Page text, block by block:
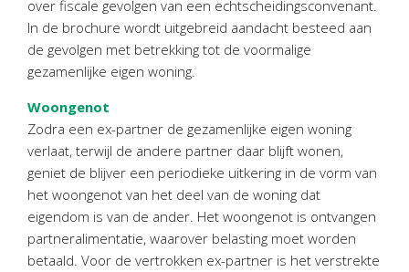
Personeel & Organisatie
Bedrijfseconomisch advies
Belastingadvies Purmerend
Nieuws& informatie
Nieuwsbrief
Nieuwsoverzicht
Handige links
Downloads
over fiscale gevolgen van een echtscheidingsconvenant.
In de brochure wordt uitgebreid aandacht besteed aan
de gevolgen met betrekking tot de voormalige
gezamenlijke eigen woning.
Woongenot
Zodra een ex-partner de gezamenlijke eigen woning
verlaat, terwijl de andere partner daar blijft wonen,
geniet de blijver een periodieke uitkering in de vorm van
het woongenot van het deel van de woning dat
eigendom is van de ander. Het woongenot is ontvangen
partneralimentatie, waarover belasting moet worden
betaald. Voor de vertrokken ex-partner is het verstrekte